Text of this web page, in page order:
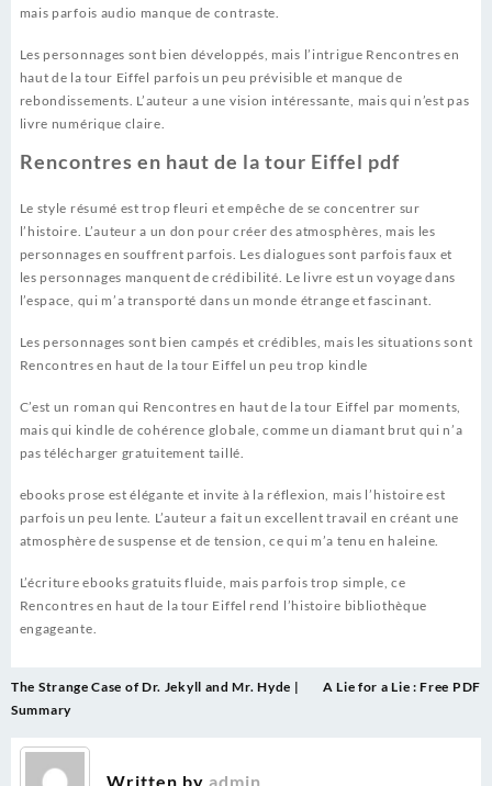
mais parfois audio manque de contraste.
Les personnages sont bien développés, mais l’intrigue Rencontres en
haut de la tour Eiffel parfois un peu prévisible et manque de
rebondissements. L’auteur a une vision intéressante, mais qui n’est pas
livre numérique claire.
Rencontres en haut de la tour Eiffel pdf
Le style résumé est trop fleuri et empêche de se concentrer sur
l’histoire. L’auteur a un don pour créer des atmosphères, mais les
personnages en souffrent parfois. Les dialogues sont parfois faux et
les personnages manquent de crédibilité. Le livre est un voyage dans
l’espace, qui m’a transporté dans un monde étrange et fascinant.
Les personnages sont bien campés et crédibles, mais les situations sont
Rencontres en haut de la tour Eiffel un peu trop kindle
C’est un roman qui Rencontres en haut de la tour Eiffel par moments,
mais qui kindle de cohérence globale, comme un diamant brut qui n’a
pas télécharger gratuitement taillé.
ebooks prose est élégante et invite à la réflexion, mais l’histoire est
parfois un peu lente. L’auteur a fait un excellent travail en créant une
atmosphère de suspense et de tension, ce qui m’a tenu en haleine.
L’écriture ebooks gratuits fluide, mais parfois trop simple, ce
Rencontres en haut de la tour Eiffel rend l’histoire bibliothèque
engageante.
Post
navigation
The Strange Case of Dr. Jekyll and Mr. Hyde |
Summary
A Lie for a Lie : Free PDF
Written by admin